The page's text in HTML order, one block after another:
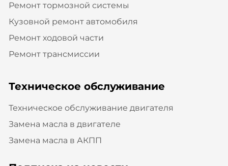
Ремонт тормозной системы
Кузовной ремонт автомобиля
Ремонт ходовой части
Ремонт трансмиссии
Техническое обслуживание
Техническое обслуживание двигателя
Замена масла в двигателе
Замена масла в АКПП